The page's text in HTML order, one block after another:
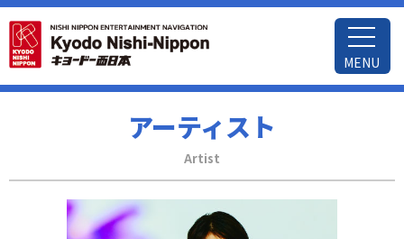
MENU
アーティスト
Artist